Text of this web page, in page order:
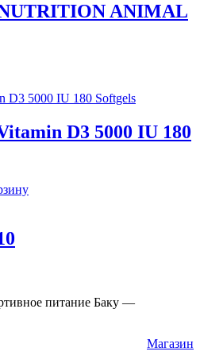
ANIMAL
D3 5000 IU 180
питание Баку —
Магазин